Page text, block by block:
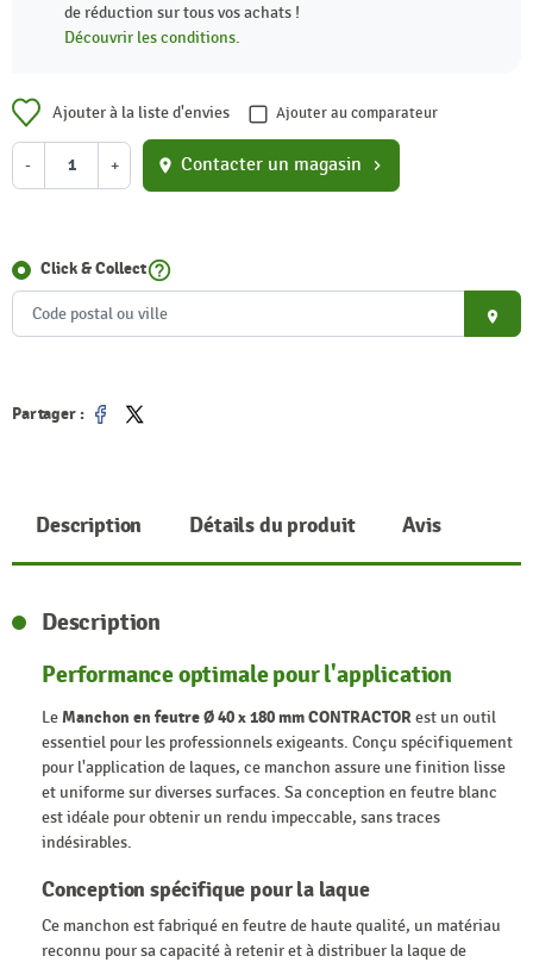
de réduction sur tous vos achats !
Découvrir les conditions.
Ajouter à la liste d'envies Ajouter au comparateur
- + location_on Contacter un magasin chevron_right
Click & Collecthelp_outline
place
Partager :
Partager
Tweet
Description Détails du produit Avis
Description
Performance optimale pour l'application
LeManchon en feutre Ø 40 x 180 mm CONTRACTORest un outil
essentiel pour les professionnels exigeants. Conçu spécifiquement
pour l'application de laques, ce manchon assure une finition lisse
et uniforme sur diverses surfaces. Sa conception en feutre blanc
est idéale pour obtenir un rendu impeccable, sans traces
indésirables.
Conception spécifique pour la laque
Ce manchon est fabriqué en feutre de haute qualité, un matériau
reconnu pour sa capacité à retenir et à distribuer la laque de